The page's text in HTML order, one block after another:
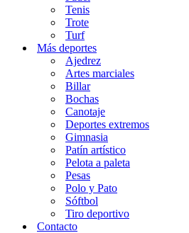
Tenis
Trote
Turf
Más deportes
Ajedrez
Artes marciales
Billar
Bochas
Canotaje
Deportes extremos
Gimnasia
Patín artístico
Pelota a paleta
Pesas
Polo y Pato
Sóftbol
Tiro deportivo
Contacto